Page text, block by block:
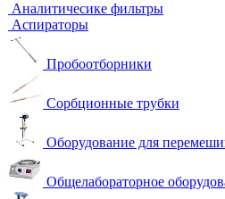
Наборы для экспресс тестов
Индикаторные трубки
Полевые и мини-лаборатории
Сорбционные трубки
Тест-комплекты
Нагревательные устройства
Колбонагреватели
Нагревательные плиты
Песчаные бани
Оборудование для лабораторий
ветеринарии
Оборудование для отбора проб